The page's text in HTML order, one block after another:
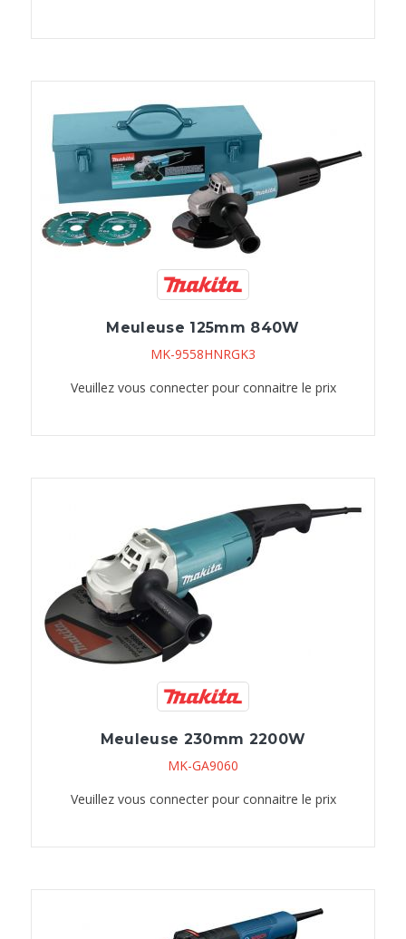
Meuleuse 125mm 840W
MK-9558HNRGK3
Veuillez vous connecter pour connaitre le prix
Meuleuse 230mm 2200W
MK-GA9060
Veuillez vous connecter pour connaitre le prix